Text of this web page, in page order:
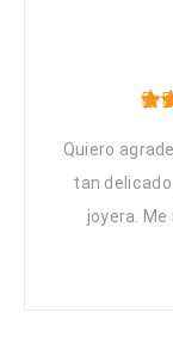
Quiero
tan
joyera. Me